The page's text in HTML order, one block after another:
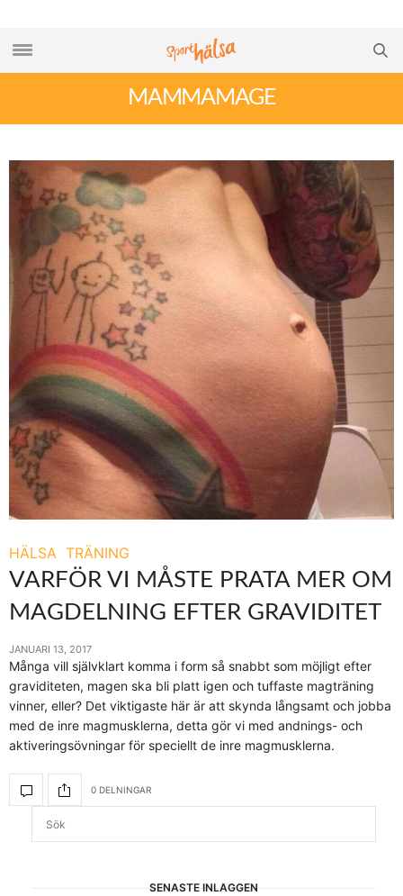
MAMMAMAGE
HÄLSA TRÄNING
VARFÖR VI MÅSTE PRATA MER OM
MAGDELNING EFTER GRAVIDITET
JANUARI 13, 2017
Många vill självklart komma i form så snabbt som möjligt efter
graviditeten, magen ska bli platt igen och tuffaste magträning
vinner, eller? Det viktigaste här är att skynda långsamt och jobba
med de inre magmusklerna, detta gör vi med andnings- och
aktiveringsövningar för speciellt de inre magmusklerna.
0 DELNINGAR
SENASTE INLÄGGEN